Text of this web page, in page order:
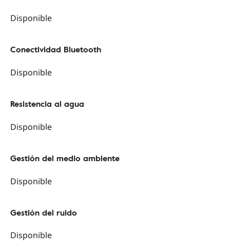
Disponible
Conectividad Bluetooth
Disponible
Resistencia al agua
Disponible
Gestión del medio ambiente
Disponible
Gestión del ruido
Disponible